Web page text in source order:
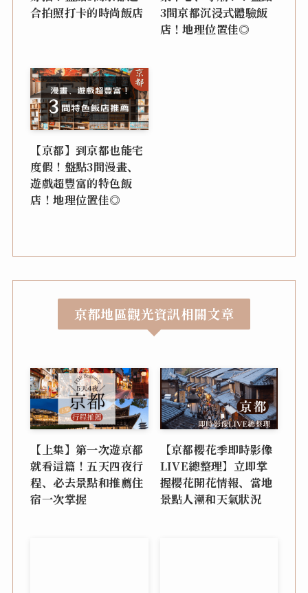
合拍照打卡的時尚飯店
3間京都沉浸式體驗飯
店！地理位置佳◎
【京都】到京都也能宅
度假！盤點3間漫畫、
遊戲超豐富的特色飯
店！地理位置佳◎
京都地區觀光資訊相關文章
【上集】第一次遊京都
就看這篇！五天四夜行
程、必去景點和推薦住
宿一次掌握
【京都櫻花季即時影像
LIVE總整理】立即掌
握櫻花開花情報、當地
景點人潮和天氣狀況